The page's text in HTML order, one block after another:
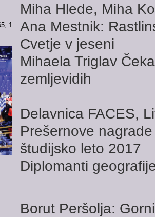
1
Miha Hlede, Miha
Ana Mestnik:
Cvetje v jeseni
Mihaela Triglav
zemljevidih
Delavnica FACES,
Prešernove
študijsko leto 2017
Diplomanti
Borut Peršolja: